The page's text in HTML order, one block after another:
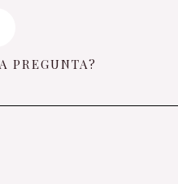
PREGUNTA?